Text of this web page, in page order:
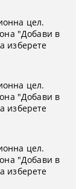
цел.
"Добави в
изберете
цел.
"Добави в
изберете
цел.
"Добави в
изберете